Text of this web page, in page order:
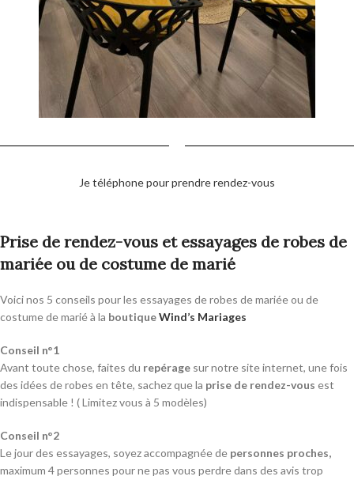
Je téléphone pour prendre rendez-vous
Prise de rendez-vous et essayages de robes de
mariée ou de costume de marié
Voici nos 5 conseils pour les essayages de robes de mariée ou de
costume de marié à la boutiqueWind’s Mariages
Conseil n°1
Avant toute chose, faites du repérage sur notre site internet, une fois
des idées de robes en tête, sachez que la prise de rendez-vous est
indispensable ! ( Limitez vous à 5 modèles)
Conseil n°2
Le jour des essayages, soyez accompagnée de personnes proches,
maximum 4 personnes pour ne pas vous perdre dans des avis trop